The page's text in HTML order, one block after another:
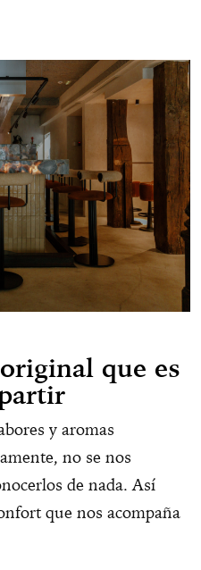
que es
y aromas
no se nos
de nada. Así
que nos acompaña